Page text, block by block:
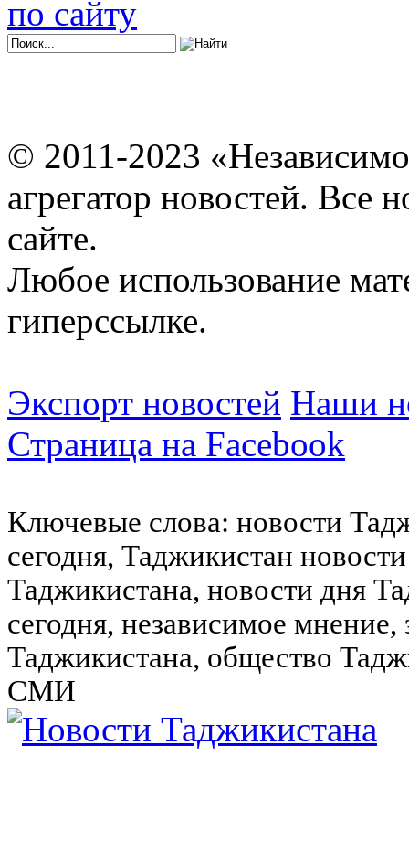
по сайту
© 2011-2023
агрегатор новостей. Все
сайте.
Любое использование
гиперссылке.
Экспорт новостей Наши
Страница на Facebook
Ключевые слова: новости
сегодня, Таджикистан
Таджикистана, новости дня
сегодня, независимое
Таджикистана, общество
СМИ